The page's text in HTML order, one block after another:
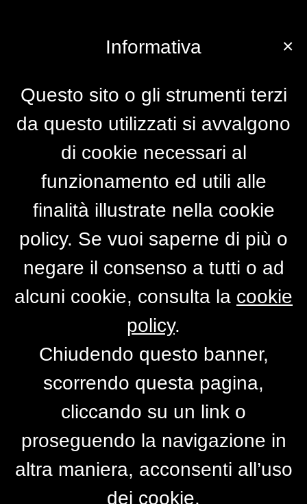
Foto ritratti
×
Informativa
Questo sito o gli strumenti terzi
da questo utilizzati si avvalgono
di cookie necessari al
funzionamento ed utili alle
finalità illustrate nella cookie
policy. Se vuoi saperne di più o
negare il consenso a tutti o ad
alcuni cookie, consulta la cookie
policy.
Chiudendo questo banner,
scorrendo questa pagina,
cliccando su un link o
proseguendo la navigazione in
altra maniera, acconsenti all’uso
dei cookie.